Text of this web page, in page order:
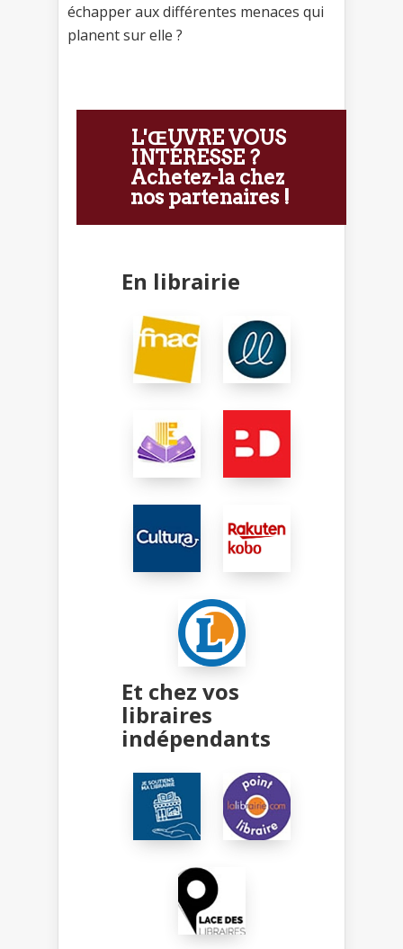
échapper aux différentes menaces qui
planent sur elle ?
L'ŒUVRE VOUS
INTÉRESSE ?
Achetez-la chez
nos partenaires !
En librairie
Et chez vos
libraires
indépendants